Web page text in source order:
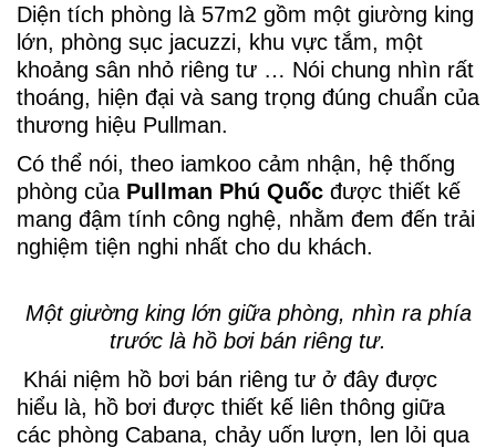
Diện tích phòng là 57m2 gồm một giường king
lớn, phòng sục jacuzzi, khu vực tắm, một
khoảng sân nhỏ riêng tư … Nói chung nhìn rất
thoáng, hiện đại và sang trọng đúng chuẩn của
thương hiệu Pullman.
Có thể nói, theo iamkoo cảm nhận, hệ thống
phòng của Pullman Phú Quốc được thiết kế
mang đậm tính công nghệ, nhằm đem đến trải
nghiệm tiện nghi nhất cho du khách.
Một giường king lớn giữa phòng, nhìn ra phía
trước là hồ bơi bán riêng tư.
Khái niệm hồ bơi bán riêng tư ở đây được
hiểu là, hồ bơi được thiết kế liên thông giữa
các phòng Cabana, chảy uốn lượn, len lỏi qua